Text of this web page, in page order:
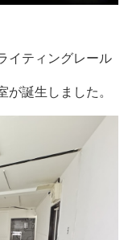
イティングレール
が誕生しました。